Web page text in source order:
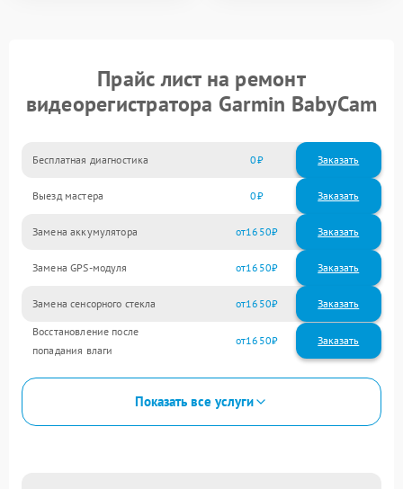
Прайс лист на ремонт
видеорегистратора Garmin BabyCam
Бесплатная диагностика 0 Заказать
Выезд мастера 0 Заказать
Замена аккумулятора 1650
Замена GPS-модуля 1650
Замена сенсорного стекла 1650
Восстановление после
попадания влаги
1650
Показать все услуги